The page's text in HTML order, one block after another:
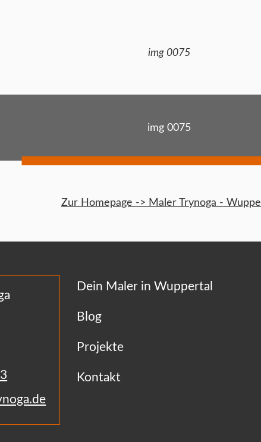
img 0075
img 0075
Zur Homepage -> Maler Trynoga -
Dein Maler in Wuppertal
Blog
Projekte
Kontakt